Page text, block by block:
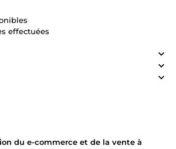
effectuées
du e-commerce et de la vente à